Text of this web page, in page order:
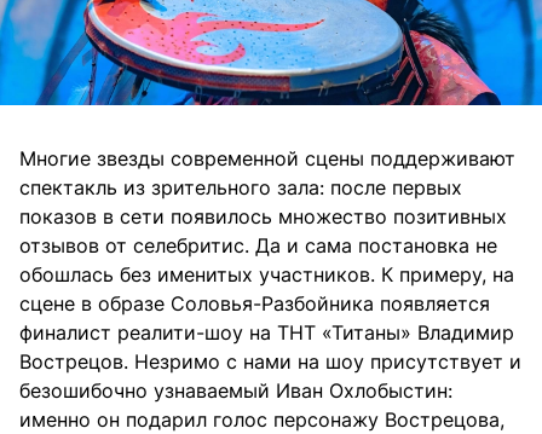
Многие звезды современной сцены поддерживают
спектакль из зрительного зала: после первых
показов в сети появилось множество позитивных
отзывов от селебритис. Да и сама постановка не
обошлась без именитых участников. К примеру, на
сцене в образе Соловья-Разбойника появляется
финалист реалити-шоу на ТНТ «Титаны» Владимир
Вострецов. Незримо с нами на шоу присутствует и
безошибочно узнаваемый Иван Охлобыстин:
именно он подарил голос персонажу Вострецова,